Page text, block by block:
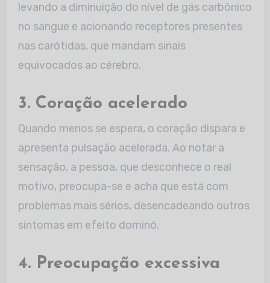
levando a diminuição do nível de gás carbônico
no sangue e acionando receptores presentes
nas carótidas, que mandam sinais
equivocados ao cérebro.
3. Coração acelerado
Quando menos se espera, o coração dispara e
apresenta pulsação acelerada. Ao notar a
sensação, a pessoa, que desconhece o real
motivo, preocupa-se e acha que está com
problemas mais sérios, desencadeando outros
sintomas em efeito dominó.
4. Preocupação excessiva